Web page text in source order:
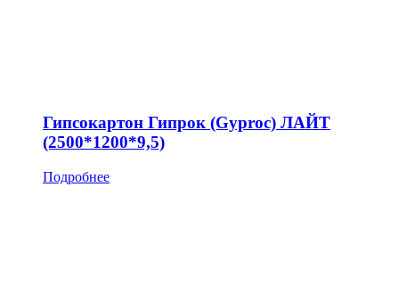
Гипсокартон Гипрок (Gyproc) ЛАЙТ
(2500*1200*9,5)
Подробнее